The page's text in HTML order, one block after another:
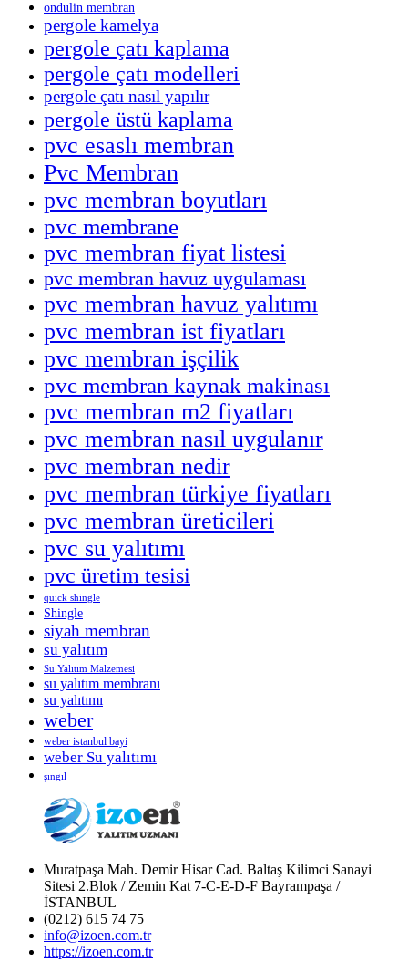
ondulin membran
pergole kamelya
pergole çatı kaplama
pergole çatı modelleri
pergole çatı nasıl yapılır
pergole üstü kaplama
pvc esaslı membran
Pvc Membran
pvc membran boyutları
pvc membrane
pvc membran fiyat listesi
pvc membran havuz uygulaması
pvc membran havuz yalıtımı
pvc membran ist fiyatları
pvc membran işçilik
pvc membran kaynak makinası
pvc membran m2 fiyatları
pvc membran nasıl uygulanır
pvc membran nedir
pvc membran türkiye fiyatları
pvc membran üreticileri
pvc su yalıtımı
pvc üretim tesisi
quick shingle
Shingle
siyah membran
su yalıtım
Su Yalıtım Malzemesi
su yalıtım membranı
su yalıtımı
weber
weber istanbul bayi
weber Su yalıtımı
şıngıl
Muratpaşa Mah. Demir Hisar Cad. Baltaş Kilimci Sanayi
Sitesi 2.Blok / Zemin Kat 7-C-E-D-F Bayrampaşa /
İSTANBUL
(0212) 615 74 75
info@izoen.com.tr
https://izoen.com.tr